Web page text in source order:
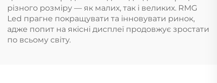
різного розміру — як малих, так і великих. RMG
Led прагне покращувати та інновувати ринок,
адже попит на якісні дисплеї продовжує зростати
по всьому світу.